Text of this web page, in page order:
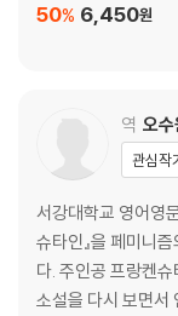
6,450원
50%
역 오수
관심작
서강대학교 영어영
슈타인』을 페미니
다. 주인공 프랑켄슈
소설을 다시 보면서